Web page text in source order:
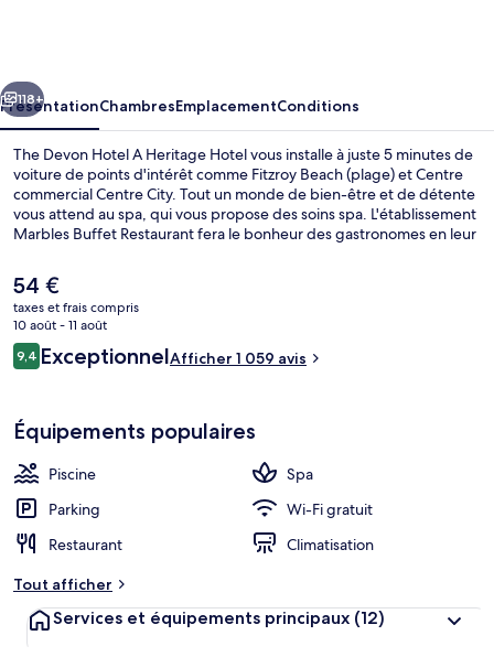
Heritage
Hotel
Suivant
118+
PrésentationChambresEmplacementConditions
The Devon Hotel A Heritage Hotel vous installe à juste 5 minutes de
voiture de points d'intérêt comme Fitzroy Beach (plage) et Centre
commercial Centre City. Tout un monde de bien-être et de détente
vous attend au spa, qui vous propose des soins spa. L'établissement
Marbles Buffet Restaurant fera le bonheur des gastronomes en leur
hébergement figurent une piscine extérieure, un bar / salon et un
bain à remous. Les autres voyageurs ne tarissent pas d'éloges en ce
qui concerne la piscine rafraîchissante et la literie de qualité.
Le
prix
actuel
est
de
54 €
taxes et frais compris
10 août - 11 août
Avis
voyageurs
9,49,4 sur 10
ExceptionnelAfficher 1 059 avis
Équipements populaires
Piscine
Spa
Parking
Wi-Fi gratuit
Restaurant
Climatisation
Tout afficher
Services et équipements principaux (12)